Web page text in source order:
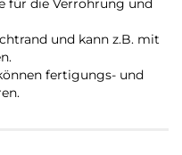
für die Verrohrung und
und kann z.B. mit
fertigungs- und